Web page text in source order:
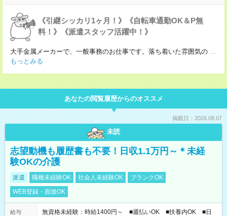
《引継シッカリ1ヶ月！》《自転車通勤OK＆P無
料！》《派遣スタッフ活躍中！》
大手金属メーカーで、一般事務のお仕事です。落ち着いた雰囲気の ...
もっとみる
あなたの閲覧履歴からのオススメ
掲載日：2026.08.07
未読
志望動機も履歴書も不要！日収1.1万円～＊未経
験OKの介護
派遣 職種未経験OK 社会人未経験OK
ブランクOK
WEB登録・面接OK
給与
無資格未経験：時給1400円～ ■週払いOK ■扶養内OK ■日